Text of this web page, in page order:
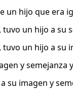
hijo que era
un hijo a su
un hijo a su
y semejanza
imagen y